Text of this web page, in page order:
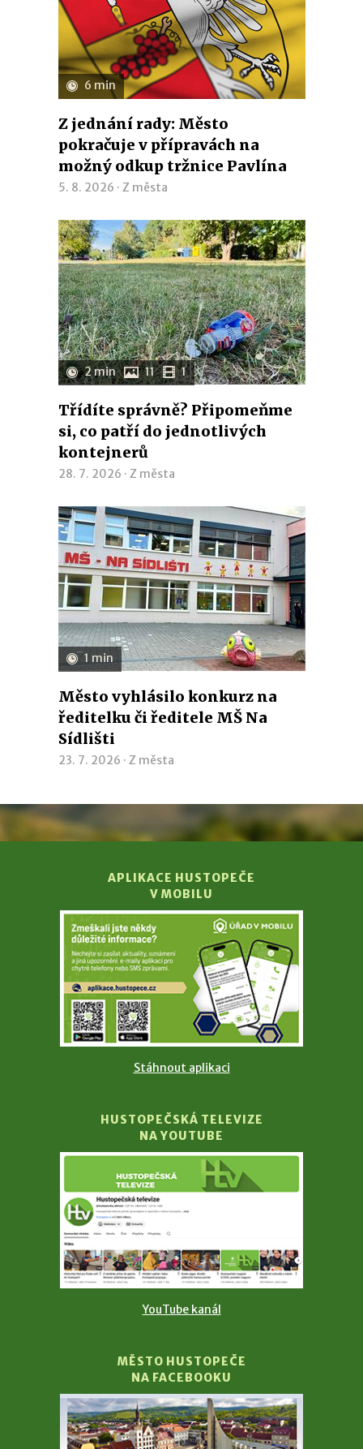
6 min
Z jednání rady: Město
pokračuje v přípravách na
možný odkup tržnice Pavlína
5. 8. 2026 · Z města
2 min 11 1
Třídíte správně? Připomeňme
si, co patří do jednotlivých
kontejnerů
28. 7. 2026 · Z města
1 min
Město vyhlásilo konkurz na
ředitelku či ředitele MŠ Na
Sídlišti
23. 7. 2026 · Z města
APLIKACE HUSTOPEČE
V MOBILU
Stáhnout aplikaci
HUSTOPEČSKÁ TELEVIZE
NA YOUTUBE
YouTube kanál
MĚSTO HUSTOPEČE
NA FACEBOOKU